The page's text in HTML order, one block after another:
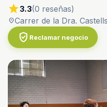
star3.3(0 reseñas)
location_onCarrer de la Dra.
verified_user Reclamar negocio